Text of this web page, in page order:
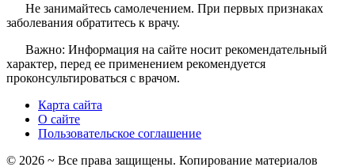
Не занимайтесь самолечением. При первых признаках
заболевания обратитесь к врачу.
Важно: Информация на сайте носит рекомендательный
характер, перед ее применением рекомендуется
проконсультироваться с врачом.
Карта сайта
О сайте
Пользовательское соглашение
© 2026 ~ Все права защищены. Копирование материалов